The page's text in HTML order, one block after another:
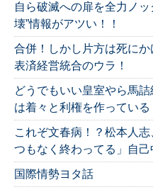
自ら破滅への扉を全力ノ
壊”情報がアツい！！
合併！しかし片方は死に
表済経営統合のウラ！
どうでもいい皇室やら馬
は着々と利権を作っている
これぞ文春病！？松本人
つもなく終わってる」自己
国際情勢ヨタ話